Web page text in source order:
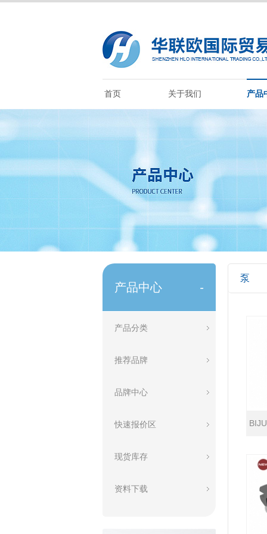
首页 关于我们 产品
产品中心 -
产品分类
推荐品牌
品牌中心
快速报价区
现货库存
资料下载
泵